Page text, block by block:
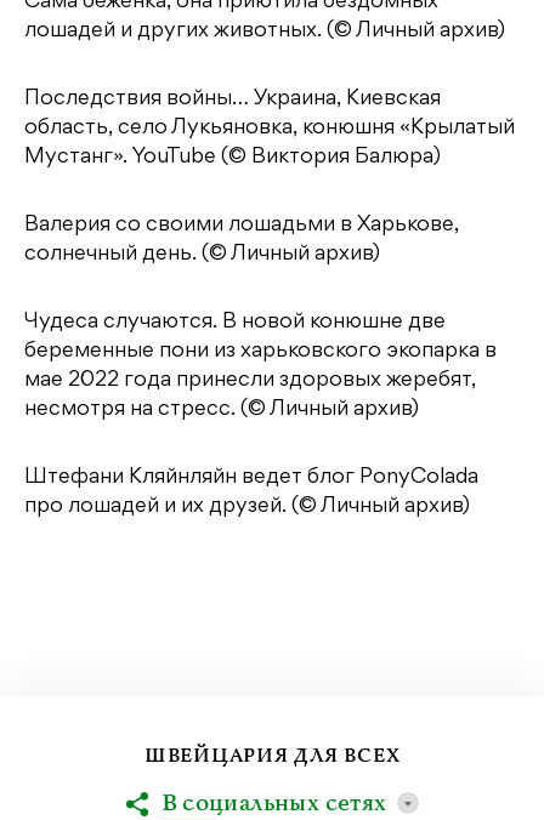
лошадей и других животных. (© Личный архив)
Последствия войны… Украина, Киевская
область, село Лукьяновка, конюшня «Крылатый
Мустанг». YouTube (© Виктория Балюра)
Валерия со своими лошадьми в Харькове,
солнечный день. (© Личный архив)
Чудеса случаются. В новой конюшне две
беременные пони из харьковского экопарка в
мае 2022 года принесли здоровых жеребят,
несмотря на стресс. (© Личный архив)
Штефани Кляйнляйн ведет блог PonyColada
про лошадей и их друзей. (© Личный архив)
ШВЕЙЦАРИЯ ДЛЯ ВСЕХ
В социальных сетях